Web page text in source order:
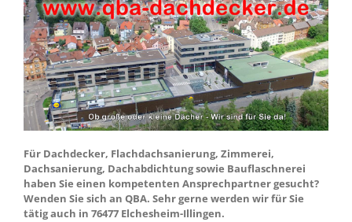
Für Dachdecker, Flachdachsanierung, Zimmerei,
Dachsanierung, Dachabdichtung sowie Bauflaschnerei
haben Sie einen kompetenten Ansprechpartner gesucht?
Wenden Sie sich an QBA. Sehr gerne werden wir für Sie
tätig auch in 76477 Elchesheim-Illingen.